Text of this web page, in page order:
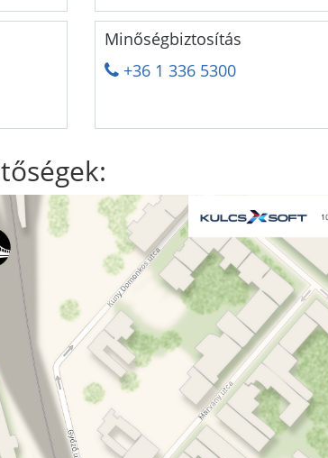
Minőségbiztosítás
+36 1 336 5300